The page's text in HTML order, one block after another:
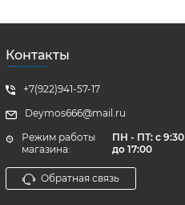
Контакты
+7(922)941-57-17
Deymos666@mail.ru
Режим работы
магазина:
ПН - ПТ: с 9:30
до 17:00
Обратная связь